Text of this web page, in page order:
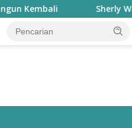
Sherly Waswas Malut